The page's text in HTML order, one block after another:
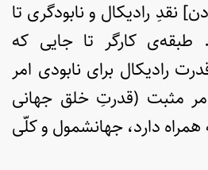
نقدِ رادیکال و نابودگری تا
طبقه‌ی کارگر تا جایی که
رادیکال برای نابودی امر
مثبت (قدرتِ خلق جهانی
همراه دارد، جهانشمول و کلّی